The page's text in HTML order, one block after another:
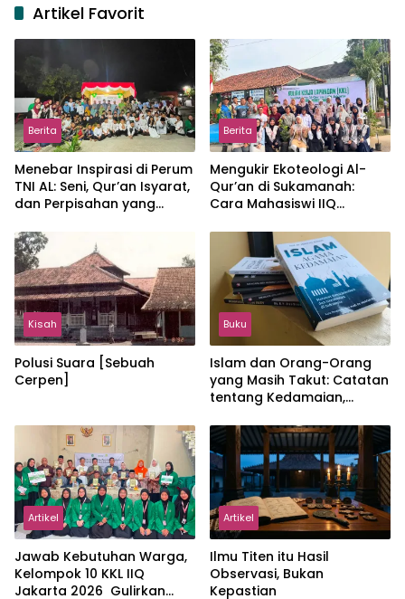
Artikel Favorit
Berita
Menebar Inspirasi di Perum
TNI AL: Seni, Qur’an Isyarat,
dan Perpisahan yang
Berita
Mengukir Ekoteologi Al-
Qur’an di Sukamanah:
Cara Mahasiswi IIQ
Jonggol
Kisah
Polusi Suara [Sebuah
Cerpen]
Buku
Islam dan Orang-Orang
yang Masih Takut: Catatan
tentang Kedamaian,
dalam Pemikiran Masykuri
Abdillah
Artikel
Jawab Kebutuhan Warga,
Kelompok 10 KKL IIQ
Jakarta 2026 Gulirkan
Artikel
Ilmu Titen itu Hasil
Observasi, Bukan
Kepastian